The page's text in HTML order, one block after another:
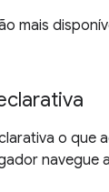
mais
o que
navegue